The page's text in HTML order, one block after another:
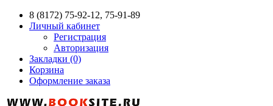
8 (8172) 75-92-12, 75-91-89
Личный кабинет
Регистрация
Авторизация
Закладки (0)
Корзина
Оформление заказа